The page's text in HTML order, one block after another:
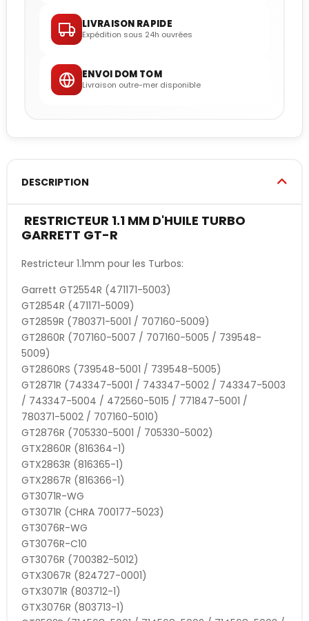
LIVRAISON RAPIDE
Expédition sous 24h ouvrées
ENVOI DOM TOM
Livraison outre-mer disponible
DESCRIPTION
RESTRICTEUR 1.1 MM D'HUILE TURBO
GARRETT GT-R
Restricteur 1.1mm pour les Turbos:
Garrett GT2554R (471171-5003)
GT2854R (471171-5009)
GT2859R (780371-5001 / 707160-5009)
GT2860R (707160-5007 / 707160-5005 / 739548-
5009)
GT2860RS (739548-5001 / 739548-5005)
GT2871R (743347-5001 / 743347-5002 / 743347-5003
/ 743347-5004 / 472560-5015 / 771847-5001 /
780371-5002 / 707160-5010)
GT2876R (705330-5001 / 705330-5002)
GTX2860R (816364-1)
GTX2863R (816365-1)
GTX2867R (816366-1)
GT3071R-WG
GT3071R (CHRA 700177-5023)
GT3076R-WG
GT3076R-C10
GT3076R (700382-5012)
GTX3067R (824727-0001)
GTX3071R (803712-1)
GTX3076R (803713-1)